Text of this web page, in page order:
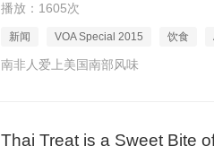
播放：1605次
新闻 VOA Special 2015 饮食
南非人爱上美国南部风味
Thai Treat is a Sweet Bite